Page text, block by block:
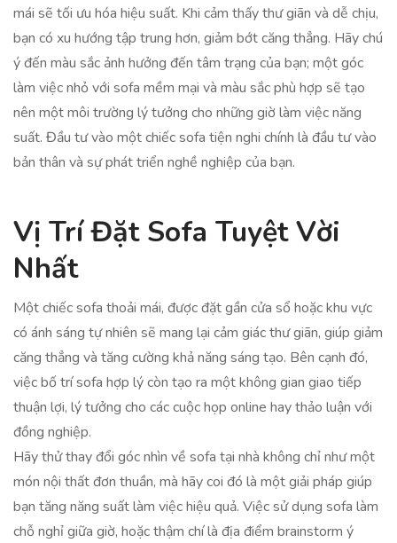
mái sẽ tối ưu hóa hiệu suất. Khi cảm thấy thư giãn và dễ chịu,
bạn có xu hướng tập trung hơn, giảm bớt căng thẳng. Hãy chú
ý đến màu sắc ảnh hưởng đến tâm trạng của bạn; một góc
làm việc nhỏ với sofa mềm mại và màu sắc phù hợp sẽ tạo
nên một môi trường lý tưởng cho những giờ làm việc năng
suất. Đầu tư vào một chiếc sofa tiện nghi chính là đầu tư vào
bản thân và sự phát triển nghề nghiệp của bạn.
Vị Trí Đặt Sofa Tuyệt Vời
Nhất
Một chiếc sofa thoải mái, được đặt gần cửa sổ hoặc khu vực
có ánh sáng tự nhiên sẽ mang lại cảm giác thư giãn, giúp giảm
căng thẳng và tăng cường khả năng sáng tạo. Bên cạnh đó,
việc bố trí sofa hợp lý còn tạo ra một không gian giao tiếp
thuận lợi, lý tưởng cho các cuộc họp online hay thảo luận với
đồng nghiệp.
Hãy thử thay đổi góc nhìn về sofa tại nhà không chỉ như một
món nội thất đơn thuần, mà hãy coi đó là một giải pháp giúp
bạn tăng năng suất làm việc hiệu quả. Việc sử dụng sofa làm
chỗ nghỉ giữa giờ, hoặc thậm chí là địa điểm brainstorm ý